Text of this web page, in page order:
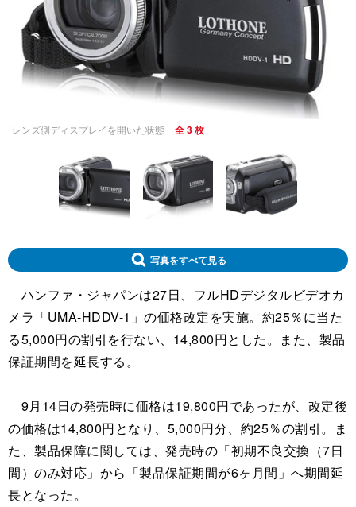
レンズ側ディスプレイを開いた状態 全 3 枚
写真をすべて見る
ハンファ・ジャパンは27日、フルHDデジタルビデオカ
メラ「UMA-HDDV-1」の価格改定を実施。約25％に当た
る5,000円の割引を行ない、14,800円とした。また、製品
保証期間を延長する。
9月14日の発売時に価格は19,800円であったが、改定後
の価格は14,800円となり、5,000円分、約25％の割引。ま
た、製品保障に関しては、発売時の「初期不良交換（7日
間）のみ対応」から「製品保証期間が6ヶ月間」へ期間延
長となった。